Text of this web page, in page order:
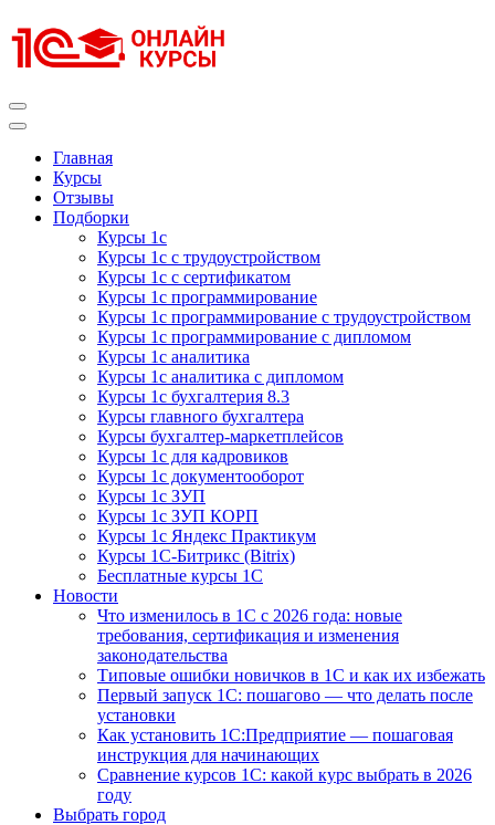
к
содержимому
Главная
Курсы
Отзывы
Подборки
Курсы 1с
Курсы 1с с трудоустройством
Курсы 1с с сертификатом
Курсы 1с программирование
Курсы 1с программирование с трудоустройством
Курсы 1с программирование с дипломом
Курсы 1с аналитика
Курсы 1с аналитика с дипломом
Курсы 1с бухгалтерия 8.3
Курсы главного бухгалтера
Курсы бухгалтер-маркетплейсов
Курсы 1с для кадровиков
Курсы 1с документооборот
Курсы 1с ЗУП
Курсы 1с ЗУП КОРП
Курсы 1с Яндекс Практикум
Курсы 1С-Битрикс (Bitrix)
Бесплатные курсы 1С
Новости
Что изменилось в 1С с 2026 года: новые
требования, сертификация и изменения
законодательства
Типовые ошибки новичков в 1С и как их избежать
Первый запуск 1С: пошагово — что делать после
установки
Как установить 1С:Предприятие — пошаговая
инструкция для начинающих
Сравнение курсов 1С: какой курс выбрать в 2026
году
Выбрать город